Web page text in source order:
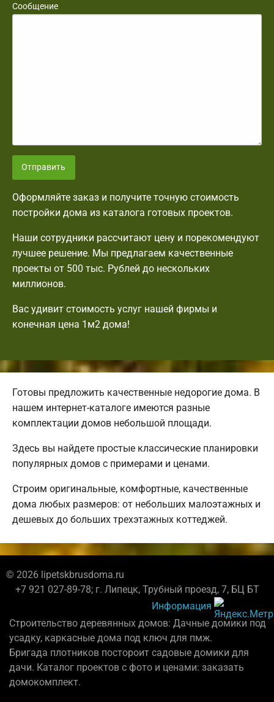
Сообщение
Отправить
Оформляйте заказ и получите точную стоимость
постройки дома из каталога готовых проектов.
Наши сотрудники рассчитают цену и порекомендуют
лучшее решение. Мы предлагаем качественные
проекты от 500 тыс. Рублей до нескольких
миллионов.
Вас удивит стоимость услуг нашей фирмы и
конечная цена 1м2 дома!
Готовы предложить качественные недорогие дома. В
нашем интернет-каталоге имеются разные
комплектации домов небольшой площади.
Здесь вы найдете простые классические планировки
популярных домов с примерами и ценами.
Строим оригинальные, комфортные, качественные
дома любых размеров: от небольших малоэтажных и
дешевых до больших трехэтажных коттеджей.
© 2026 lipetskbrusdoma.ru
+7 921 027-89-78; г. Липецк, Трубный проезд, 7, БЦ БТ
Информация
Строительство деревянных домов: Дачные домики под
усадку, каркасные дома под ключ для пмж.
Бригада плотников постороит садовые домики для
дачи. Каталог проектов с фото и ценами: заказать
домокомплект.